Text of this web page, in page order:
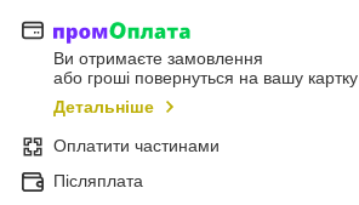
Ви отримаєте замовлення
або гроші повернуться на вашу картку
Детальніше
Оплатити частинами
Післяплата